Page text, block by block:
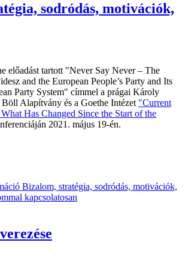
sodródás, motivációk,
előadást tartott "Never Say Never – The
and the European People’s Party and Its
Party System" címmel a prágai Károly
Alapítvány és a Goethe Intézet "Current
Has Changed Since the Start of the
2021. május 19-én.
Bizalom, stratégia, sodródás, motivációk,
kapcsolatosan